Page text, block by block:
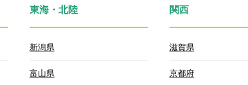
東海・北陸
新潟県
富山県
関西
滋賀県
京都府